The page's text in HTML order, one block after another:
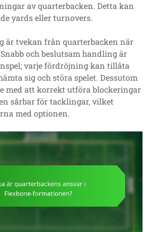
av quarterbacken. Detta kan
yards eller turnovers.
är tvekan från quarterbacken när
och beslutsam handling är
varje fördröjning kan tillåta
sig och störa spelet. Dessutom
med att korrekt utföra blockeringar
sårbar för tacklingar, vilket
med optionen.